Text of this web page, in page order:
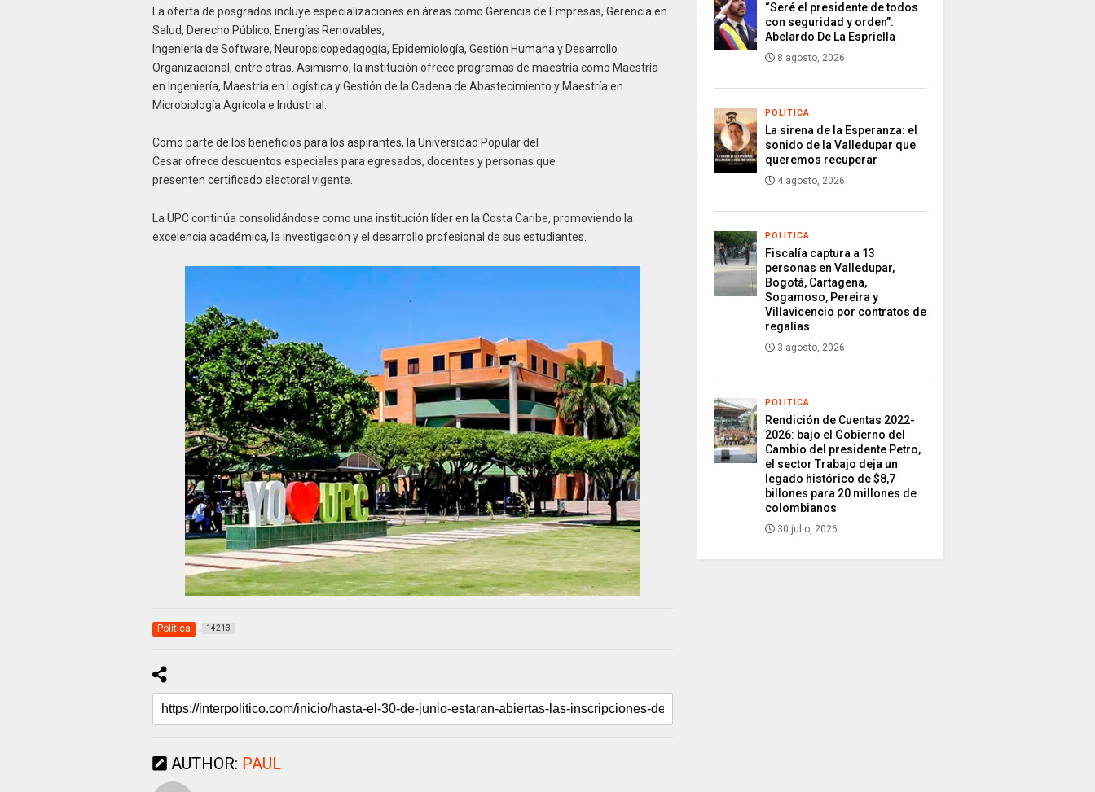
La oferta de posgrados incluye especializaciones en áreas como Gerencia de Empresas, Gerencia en
Salud, Derecho Público, Energías Renovables,
Ingeniería de Software, Neuropsicopedagogía, Epidemiología, Gestión Humana y Desarrollo
Organizacional, entre otras. Asimismo, la institución ofrece programas de maestría como Maestría
en Ingeniería, Maestría en Logística y Gestión de la Cadena de Abastecimiento y Maestría en
Microbiología Agrícola e Industrial.
Como parte de los beneficios para los aspirantes, la Universidad Popular del
Cesar ofrece descuentos especiales para egresados, docentes y personas que
presenten certificado electoral vigente.
La UPC continúa consolidándose como una institución líder en la Costa Caribe, promoviendo la
excelencia académica, la investigación y el desarrollo profesional de sus estudiantes.
Politica 14213
AUTHOR: PAUL
“Seré el presidente de todos
con seguridad y orden”:
Abelardo De La Espriella
8 agosto, 2026
POLITICA
La sirena de la Esperanza: el
sonido de la Valledupar que
queremos recuperar
4 agosto, 2026
POLITICA
Fiscalía captura a 13
personas en Valledupar,
Bogotá, Cartagena,
Sogamoso, Pereira y
Villavicencio por contratos de
regalías
3 agosto, 2026
POLITICA
Rendición de Cuentas 2022-
2026: bajo el Gobierno del
Cambio del presidente Petro,
el sector Trabajo deja un
legado histórico de $8,7
billones para 20 millones de
colombianos
30 julio, 2026